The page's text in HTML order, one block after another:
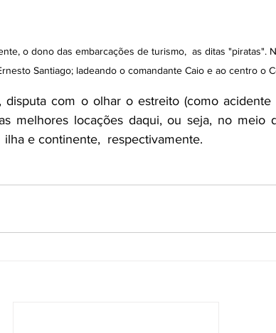
o dono das embarcações de turismo,  as ditas "piratas".
Santiago; ladeando o comandante Caio e ao centro o
com o olhar o estreito (como acidente
melhores locações daqui, ou seja, no meio
e continente,  respectivamente.